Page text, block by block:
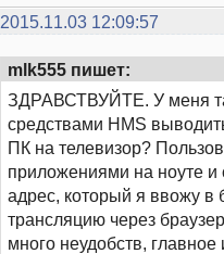
2015.11.03 12:09:57
mlk555 пишет:
ЗДРАВСТВУЙТЕ. У меня
средствами HMS
ПК на телевизор?
приложениями на ноуте
адрес, который я ввожу в
трансляцию через
много неудобств,